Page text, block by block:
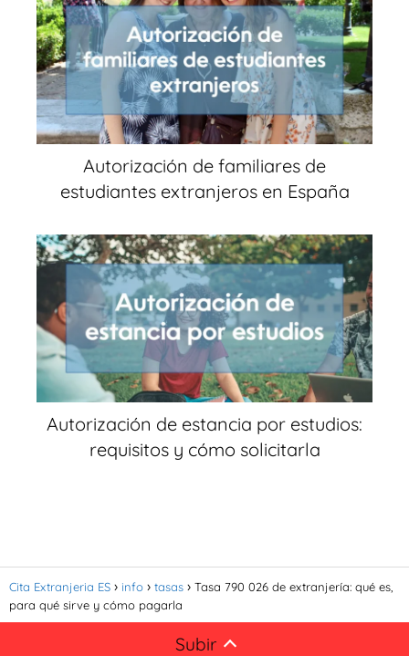
Autorización de familiares de
estudiantes extranjeros en España
Autorización de estancia por estudios:
requisitos y cómo solicitarla
Cita Extranjeria ES info tasas
Tasa 790 026 de extranjería: qué es,
para qué sirve y cómo pagarla
Subir